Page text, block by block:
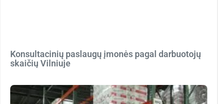
Konsultacinių paslaugų įmonės pagal darbuotojų
skaičių Vilniuje